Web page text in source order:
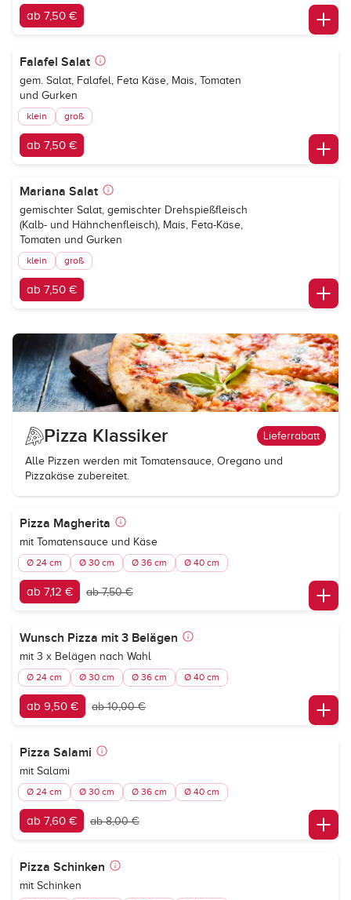
ab 7,50 €
Falafel Salat
gem. Salat, Falafel, Feta Käse, Mais, Tomaten
und Gurken
klein groß
ab 7,50 €
Mariana Salat
gemischter Salat, gemischter Drehspießfleisch
(Kalb- und Hähnchenfleisch), Mais, Feta-Käse,
Tomaten und Gurken
klein groß
ab 7,50 €
Pizza Klassiker Lieferrabatt
Alle Pizzen werden mit Tomatensauce, Oregano und
Pizzakäse zubereitet.
Pizza Magherita
mit Tomatensauce und Käse
Ø 24 cm Ø 30 cm Ø 36 cm Ø 40 cm
ab 7,12 € ab 7,50 €
Wunsch Pizza mit 3 Belägen
mit 3 x Belägen nach Wahl
Ø 24 cm Ø 30 cm Ø 36 cm Ø 40 cm
ab 9,50 € ab 10,00 €
Pizza Salami
mit Salami
Ø 24 cm Ø 30 cm Ø 36 cm Ø 40 cm
ab 7,60 € ab 8,00 €
Pizza Schinken
mit Schinken